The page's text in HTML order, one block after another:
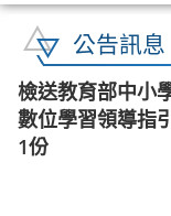
公告訊息
檢送教育部中小
數位學習領導指
1份